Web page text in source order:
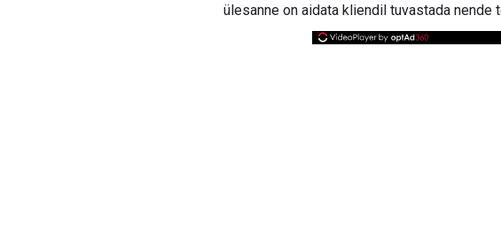
ülesanne on aidata kliendil tuvastada nende